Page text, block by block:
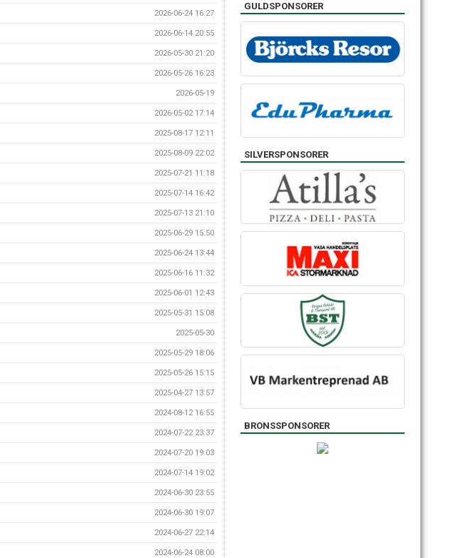
2026-06-24 16:27
2026-06-14 20:55
2026-05-30 21:20
2026-05-26 16:23
2026-05-19
2026-05-02 17:14
2025-08-17 12:11
2025-08-09 22:02
2025-07-21 11:18
2025-07-14 16:42
2025-07-13 21:10
2025-06-29 15:50
2025-06-24 13:44
2025-06-16 11:32
2025-06-01 12:43
2025-05-31 15:08
2025-05-30
2025-05-29 18:06
2025-05-26 15:15
2025-04-27 13:57
2024-08-12 16:55
2024-07-22 23:37
2024-07-20 19:03
2024-07-14 19:02
2024-06-30 23:55
2024-06-30 19:07
2024-06-27 22:14
2024-06-24 08:00
GULDSPONSORER
SILVERSPONSORER
BRONSSPONSORER